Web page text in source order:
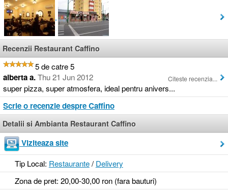
Recenzii Restaurant Caffino
5 de catre 5
alberta a.Thu 21 Jun 2012
super pizza, super atmosfera, ideal pentru anivers...
Citeste recenzia...
Scrie o recenzie despre Caffino
Detalii si Ambianta Restaurant Caffino
Viziteaza site
Tip Local: Restaurante/Delivery
Zona de pret: 20,00-30,00 ron (fara bauturi)